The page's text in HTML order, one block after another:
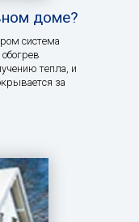
доме?
система
тепла, и
за